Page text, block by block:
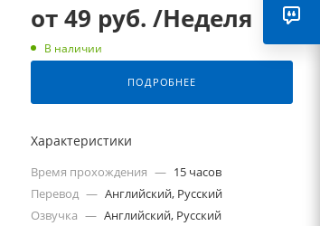
от49 руб. /Неделя
В наличии
ПОДРОБНЕЕ
Характеристики
Время прохождения — 15 часов
Перевод — Английский, Русский
Озвучка — Английский, Русский